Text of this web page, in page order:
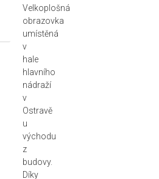
Velkoplošná
obrazovka
umístěná
v
hale
hlavního
nádraží
v
Ostravě
u
východu
z
budovy.
Díky